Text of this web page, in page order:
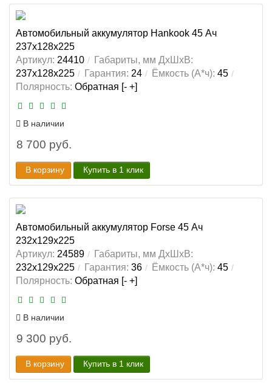
Автомобильный аккумулятор Hankook 45 Ач
237x128x225
Артикул: 24410
Габариты, мм ДхШхВ:
237x128x225
Гарантия: 24 Ёмкость (А*ч): 45
Полярность: Обратная [- +]
В наличии
8 700 руб.
В корзину Купить в 1 клик
Автомобильный аккумулятор Forse 45 Ач
232x129x225
Артикул: 24589
Габариты, мм ДхШхВ:
232x129x225
Гарантия: 36 Ёмкость (А*ч): 45
Полярность: Обратная [- +]
В наличии
9 300 руб.
В корзину Купить в 1 клик